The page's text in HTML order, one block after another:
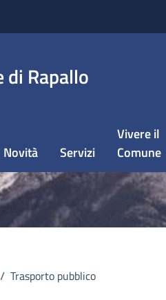
di Rapallo
Novità Servizi
Vivere il
Comune
/ Trasporto pubblico